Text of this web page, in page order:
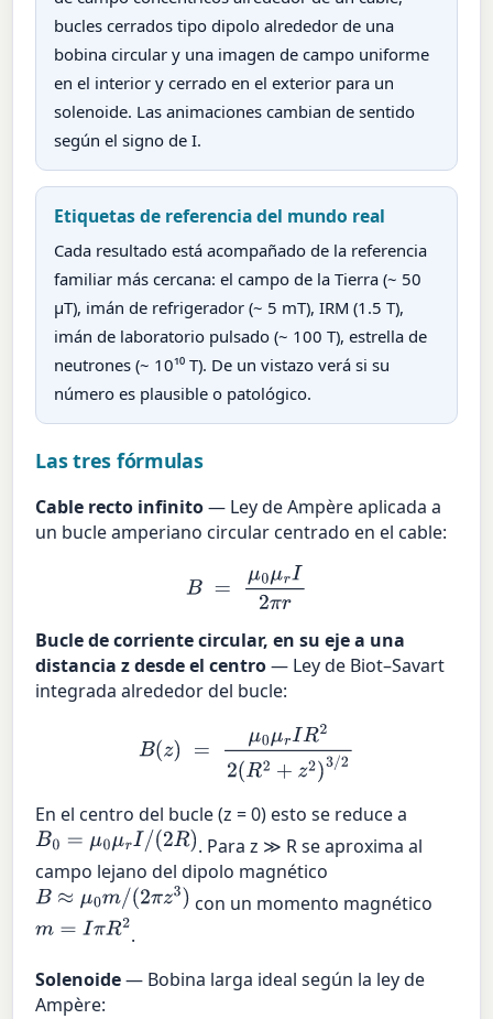
bucles cerrados tipo dipolo alrededor de una
bobina circular y una imagen de campo uniforme
en el interior y cerrado en el exterior para un
solenoide. Las animaciones cambian de sentido
según el signo de I.
Etiquetas de referencia del mundo real
Cada resultado está acompañado de la referencia
familiar más cercana: el campo de la Tierra (~ 50
µT), imán de refrigerador (~ 5 mT), IRM (1.5 T),
imán de laboratorio pulsado (~ 100 T), estrella de
neutrones (~ 10¹⁰ T). De un vistazo verá si su
número es plausible o patológico.
Las tres fórmulas
Cable recto infinito— Ley de Ampère aplicada a
un bucle amperiano circular centrado en el cable:
B
μrI2πr
Bucle de corriente circular, en su eje a una
distancia z desde el centro— Ley de Biot–Savart
integrada alrededor del bucle:
B(z )= 22(R2+z2)3
En el centro del bucle (z = 0) esto se reduce a
B0= μ0 μrI/(2R)
. Para z ≫ R se aproxima al
campo lejano del dipolo magnético
B≈ μ0 m/(2πz3)
con un momento magnético
m=Iπ R2
.
Solenoide— Bobina larga ideal según la ley de
Ampère: